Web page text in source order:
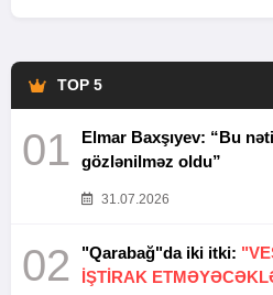
TOP 5
01
Elmar Baxşıyev: “Bu
gözlənilməz oldu”
31.07.2026
02 "Qarabağ"da iki itki:
İŞTİRAK